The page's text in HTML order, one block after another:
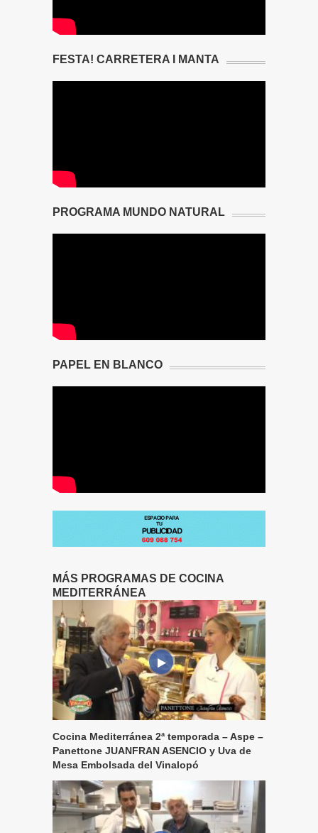
FESTA! CARRETERA I MANTA
PROGRAMA MUNDO NATURAL
PAPEL EN BLANCO
MÁS PROGRAMAS DE COCINA
MEDITERRÁNEA
Cocina Mediterránea 2ª temporada – Aspe –
Panettone JUANFRAN ASENCIO y Uva de
Mesa Embolsada del Vinalopó